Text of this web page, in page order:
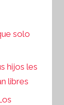
solo
hijos les
libres